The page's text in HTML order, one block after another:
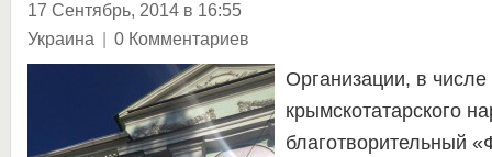
17 Сентябрь, 2014 в 16:55
Украина | 0 Комментариев
Организации, в
крымскотатарского
благотворительный